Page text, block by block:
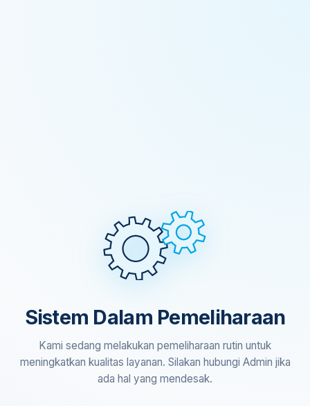
Sistem Dalam Pemeliharaan
Kami sedang melakukan pemeliharaan rutin untuk
meningkatkan kualitas layanan. Silakan hubungi Admin jika
ada hal yang mendesak.